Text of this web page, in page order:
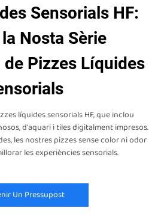
Sensorials HF:
Nosta Sèrie
Pizzes Líquides
líquides sensorials HF, que inclou
d'aquari i tiles digitalment impresos.
les nostres pizzes sense color ni odor
les experiències sensorials.
Un Pressupost